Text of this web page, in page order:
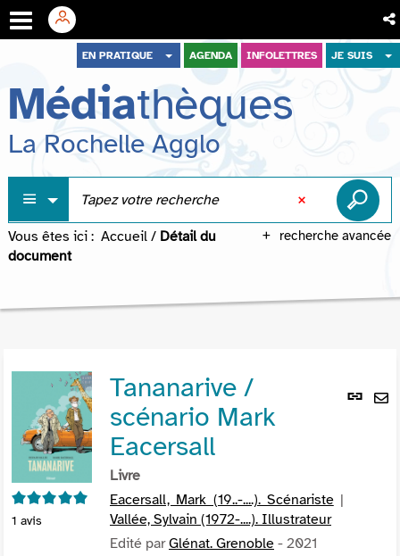
menu
contenu
recherche
EN PRATIQUE AGENDA INFOLETTRES JE SUIS
Médiathèques
La Rochelle Agglo
recherche avancée
Vous êtes ici : Accueil / Détail du
document
Lien
5/5
1 avis
Tananarive /
scénario Mark
Eacersall
Livre
Eacersall, Mark (19..-....). Scénariste|
Vallée, Sylvain (1972-....). Illustrateur
Edité parGlénat. Grenoble - 2021